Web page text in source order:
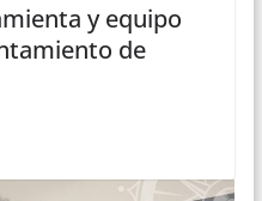
y equipo
de